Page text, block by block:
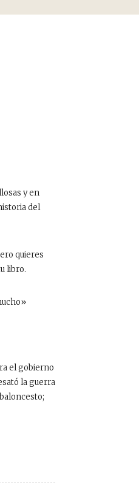
y en
del
quieres
libro.
el gobierno
la guerra